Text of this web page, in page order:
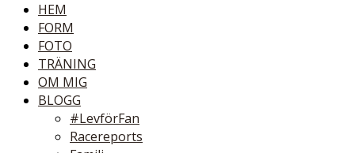
HEM
FORM
FOTO
TRÄNING
OM MIG
BLOGG
#LevförFan
Racereports